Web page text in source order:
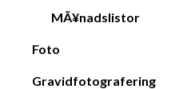
MÃ¥nadslistor
Foto
Gravidfotografering